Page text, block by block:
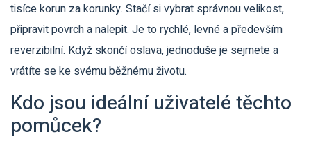
tisíce korun za korunky. Stačí si vybrat správnou velikost,
připravit povrch a nalepit. Je to rychlé, levné a především
reverzibilní. Když skončí oslava, jednoduše je sejmete a
vrátíte se ke svému běžnému životu.
Kdo jsou ideální uživatelé těchto
pomůcek?